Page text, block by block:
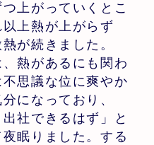
上がっていくとこ
上熱が上がらず
熱が続きました。
熱があるにも関わ
思議な位に爽やか
になっており、
社できるはず」と
眠りました。する